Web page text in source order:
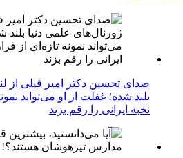
صدای تحسین دکتر امیر فیلی از
بلند شده؛ غفلت از او می‌تواند
نخبه ایرانی را رقم بزند